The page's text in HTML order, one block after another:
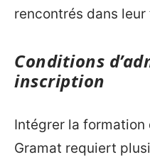
rencontrés dans
Conditions
inscription
Intégrer la formation
Gramat requiert